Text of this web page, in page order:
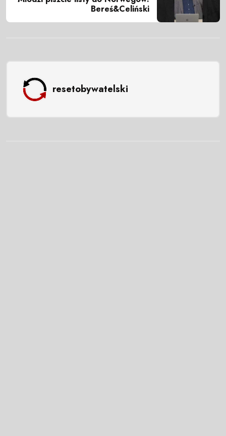
Bereś&Celiński
resetobywatelski